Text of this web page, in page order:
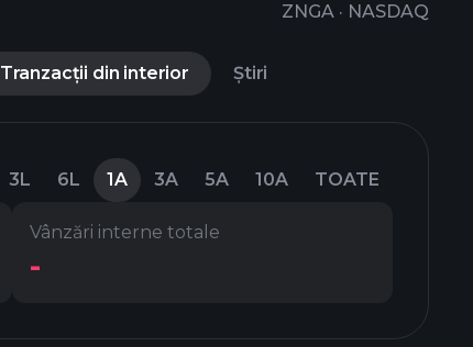
ZNGA · NASDAQ
Tranzacții din interior Știri
3L 6L 1A 3A 5A 10A TOATE
Vânzări interne totale
-